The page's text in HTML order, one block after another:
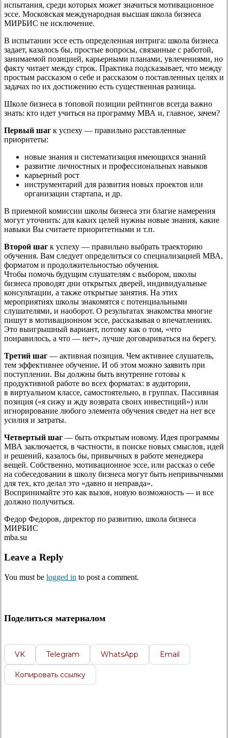
испытания, среди которых может значиться мотивационное
эссе. Московская международная высшая школа бизнеса
МИРБИС не исключение.
В испытании эссе есть определенная интрига: школа бизнеса
задает, казалось бы, простые вопросы, связанные с работой,
занимаемой позицией, карьерными планами, увлечениями, но
факту читает между строк. Практика подсказывает, что между
простым рассказом о себе и рассказом о поставленных целях и
задачах по их достижению есть существенная разница.
Школе бизнеса в топовой позиции рейтингов всегда важно
знать: кто идет учиться на программу МВА и, главное, зачем?
Первый шаг к успеху — правильно расставленные
приоритеты:
новые знания и систематизация имеющихся знаний
развитие личностных и профессиональных навыков
карьерный рост
инструментарий для развития новых проектов или
организации стартапа, и др.
В приемной комиссии школы бизнеса эти благие намерения
могут уточнить: для каких целей нужны новые знания, какие
навыки Вы считаете приоритетными и т.п.
Второй шаг к успеху — правильно выбрать траекторию
обучения. Вам следует определиться со специализацией МВА,
форматом и продолжительностью обучения.
Чтобы помочь будущим слушателям с выбором, школы
бизнеса проводят дни открытых дверей, индивидуальные
консультации, а также открытые занятия. На этих
мероприятиях школы знакомятся с потенциальными
слушателями, и наоборот. О результатах знакомства многие
пишут в мотивационном эссе, рассказывая о впечатлениях.
Это выигрышный вариант, потому как о том, «что
понравилось, а что — нет», лучше договариваться на берегу.
Третий шаг — активная позиция. Чем активнее слушатель,
тем эффективнее обучение. И об этом можно заявить при
поступлении. Вы должны быть внутренне готовы к
продуктивной работе во всех форматах: в аудитории,
в виртуальном классе, самостоятельно, в группах. Пассивная
позиция («я сижу и жду возврата своих инвестиций») или
игнорирование любого элемента обучения сведет на нет все
усилия и затраты.
Четвертый шаг — быть открытым новому. Идея программы
МВА заключается, в частности, в поиске новых смыслов, идей
и решений, казалось бы, привычных в работе менеджера
вещей. Собственно, мотивационное эссе, или рассказ о себе
на собеседовании в школу бизнеса могут быть непривычными
для тех, кто делал это «давно и неправда».
Воспринимайте это как вызов, новую возможность — и все
должно получиться.
Федор Федоров, директор по развитию, школа бизнеса
МИРБИС
mba.su
Leave a Reply
You must be logged in to post a comment.
Поделиться материалом
VK Telegram WhatsApp Email
Копировать ссылку